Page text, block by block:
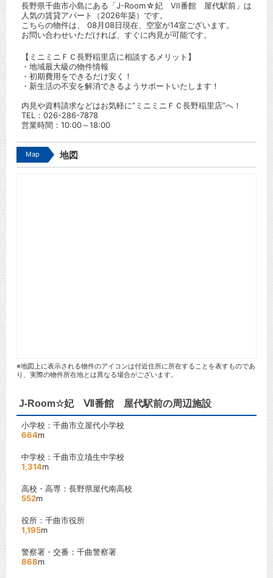
長野県千曲市小島にある「J-Room☆妃 Ⅶ番館 屋代駅前」は
人気の賃貸アパート（2026年築）です。
こちらの物件は、 08月08日現在、空室が14室ございます。
お問い合わせいただければ、すぐに内見が可能です。
【ミニミニＦＣ長野稲里店に相談するメリット】
・地域最大級の物件情報
・初期費用をできるだけ安く！
・新生活の不安を解消できるようサポートいたします！
内見や資料請求などはお気軽に”ミニミニＦＣ長野稲里店”へ！
TEL： 026-286-7878
営業時間：10:00～18:00
Map 地図
※地図上に表示される物件のアイコンは付近住所に所在することを表すものであ
り、実際の物件所在地とは異なる場合がございます。
J-Room☆妃 Ⅶ番館 屋代駅前の周辺施設
小学校：千曲市立屋代小学校
664m
中学校：千曲市立埴生中学校
1,314m
高校・高専：長野県屋代南高校
552m
役所：千曲市役所
1,195m
警察署・交番：千曲警察署
868m